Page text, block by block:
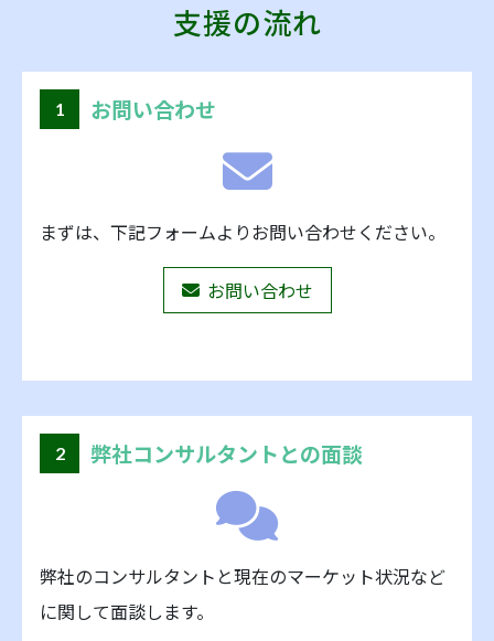
支援の流れ
1 お問い合わせ
まずは、下記フォームよりお問い合わせください。
お問い合わせ
2 弊社コンサルタントとの面談
弊社のコンサルタントと現在のマーケット状況など
に関して面談します。